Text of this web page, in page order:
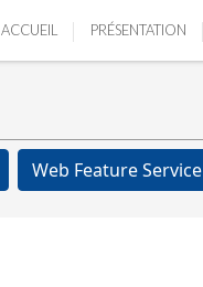
ACCUEIL PRÉSENTATION
Web Feature Service